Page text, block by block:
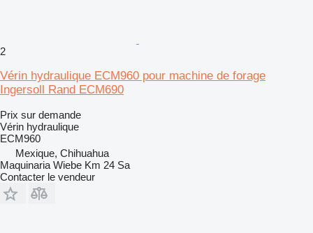
2
Vérin hydraulique ECM960 pour machine de forage
Ingersoll Rand ECM690
Prix sur demande
Vérin hydraulique
ECM960
Mexique, Chihuahua
Maquinaria Wiebe Km 24 Sa
Contacter le vendeur